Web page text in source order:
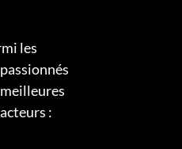
les
: